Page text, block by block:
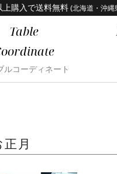
上購入で送料無料 (北海道・沖縄
Table
ルコーディネート
月